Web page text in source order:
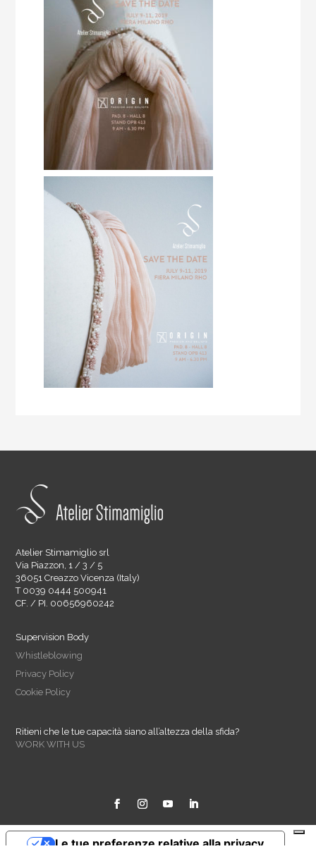
Atelier Stimamiglio srl
Via Piazzon, 1 / 3 / 5
36051 Creazzo Vicenza (Italy)
T 0039 0444 500941
CF. / PI. 00656960242
Supervision Body
Whistleblowing
Privacy Policy
Cookie Policy
Ritieni che le tue capacità siano all’altezza della sfida?
WORK WITH US
Le tue preferenze relative alla privacy